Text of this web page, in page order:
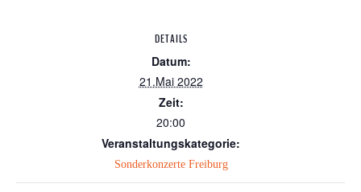
DETAILS
Datum:
21.Mai 2022
Zeit:
20:00
Veranstaltungskategorie:
Sonderkonzerte Freiburg